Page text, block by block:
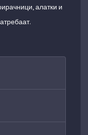
алатки и